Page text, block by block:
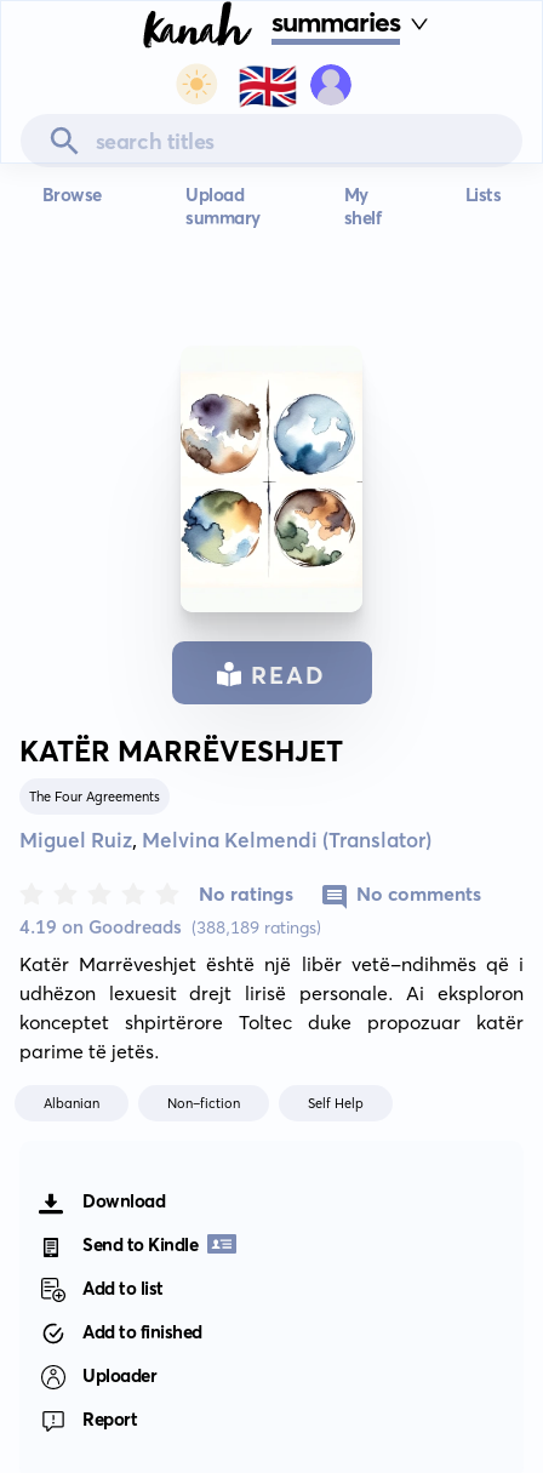
summaries
🇬🇧
Browse
Upload
summary
My
shelf
Lists
READ
KATËR MARRËVESHJET
The Four Agreements
Miguel Ruiz, Melvina Kelmendi (Translator)
4.19 on Goodreads (388,189 ratings)
No ratings No comments
Katër Marrëveshjet është një libër vetë-ndihmës që i
udhëzon lexuesit drejt lirisë personale. Ai eksploron
konceptet shpirtërore Toltec duke propozuar katër
parime të jetës.
Albanian Non-fiction Self Help
Download
Send to Kindle
Add to list
Add to finished
Uploader
Report